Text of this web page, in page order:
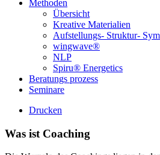
Methoden
Übersicht
Kreative Materialien
Aufstellungs- Struktur-
wingwave®
NLP
Spiru® Energetics
Beratungs prozess
Seminare
Drucken
Was ist Coaching